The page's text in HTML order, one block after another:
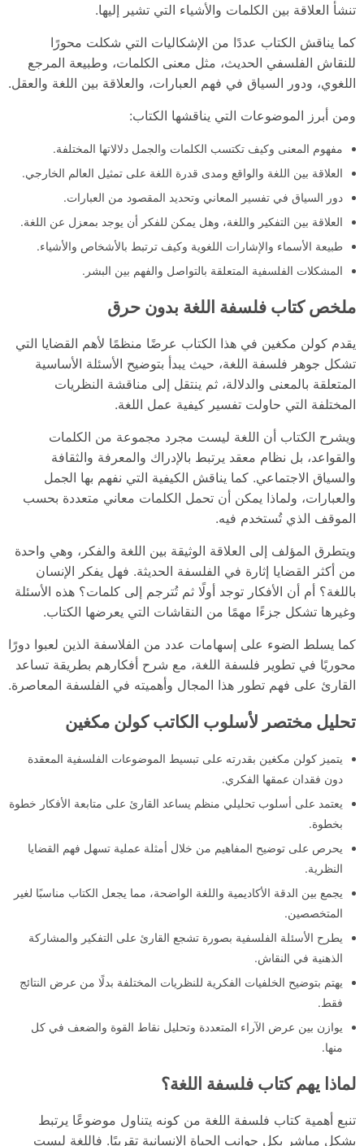
تنشأ العلاقة بين الكلمات والأشياء التي تشير إليها.
كما يناقش الكتاب عددًا من الإشكاليات التي شكلت محورًا
للنقاش الفلسفي الحديث، مثل معنى الكلمات، وطبيعة المرجع
اللغوي، ودور السياق في فهم العبارات، والعلاقة بين اللغة والعقل.
ومن أبرز الموضوعات التي يناقشها الكتاب:
مفهوم المعنى وكيف تكتسب الكلمات والجمل دلالاتها المختلفة.
العلاقة بين اللغة والواقع ومدى قدرة اللغة على تمثيل العالم الخارجي.
دور السياق في تفسير المعاني وتحديد المقصود من العبارات.
العلاقة بين التفكير واللغة، وهل يمكن للفكر أن يوجد بمعزل عن اللغة.
طبيعة الأسماء والإشارات اللغوية وكيف ترتبط بالأشخاص والأشياء.
المشكلات الفلسفية المتعلقة بالتواصل والفهم بين البشر.
ملخص كتاب فلسفة اللغة بدون حرق
يقدم كولن مكغين في هذا الكتاب عرضًا منظمًا لأهم القضايا التي
تشكل جوهر فلسفة اللغة، حيث يبدأ بتوضيح الأسئلة الأساسية
المتعلقة بالمعنى والدلالة، ثم ينتقل إلى مناقشة النظريات
المختلفة التي حاولت تفسير كيفية عمل اللغة.
ويشرح الكتاب أن اللغة ليست مجرد مجموعة من الكلمات
والقواعد، بل نظام معقد يرتبط بالإدراك والمعرفة والثقافة
والسياق الاجتماعي. كما يناقش الكيفية التي نفهم بها الجمل
والعبارات، ولماذا يمكن أن تحمل الكلمات معاني متعددة بحسب
الموقف الذي تُستخدم فيه.
ويتطرق المؤلف إلى العلاقة الوثيقة بين اللغة والفكر، وهي واحدة
من أكثر القضايا إثارة في الفلسفة الحديثة. فهل يفكر الإنسان
باللغة؟ أم أن الأفكار توجد أولًا ثم تُترجم إلى كلمات؟ هذه الأسئلة
وغيرها تشكل جزءًا مهمًا من النقاشات التي يعرضها الكتاب.
كما يسلط الضوء على إسهامات عدد من الفلاسفة الذين لعبوا دورًا
محوريًا في تطوير فلسفة اللغة، مع شرح أفكارهم بطريقة تساعد
القارئ على فهم تطور هذا المجال وأهميته في الفلسفة المعاصرة.
تحليل مختصر لأسلوب الكاتب كولن مكغين
يتميز كولن مكغين بقدرته على تبسيط الموضوعات الفلسفية المعقدة
دون فقدان عمقها الفكري.
يعتمد على أسلوب تحليلي منظم يساعد القارئ على متابعة الأفكار خطوة
بخطوة.
يحرص على توضيح المفاهيم من خلال أمثلة عملية تسهل فهم القضايا
النظرية.
يجمع بين الدقة الأكاديمية واللغة الواضحة، مما يجعل الكتاب مناسبًا لغير
المتخصصين.
يطرح الأسئلة الفلسفية بصورة تشجع القارئ على التفكير والمشاركة
الذهنية في النقاش.
يهتم بتوضيح الخلفيات الفكرية للنظريات المختلفة بدلًا من عرض النتائج
فقط.
يوازن بين عرض الآراء المتعددة وتحليل نقاط القوة والضعف في كل
منها.
لماذا يهم كتاب فلسفة اللغة؟
تنبع أهمية كتاب فلسفة اللغة من كونه يتناول موضوعًا يرتبط
بشكل مباشر بكل جوانب الحياة الإنسانية تقريبًا. فاللغة ليست